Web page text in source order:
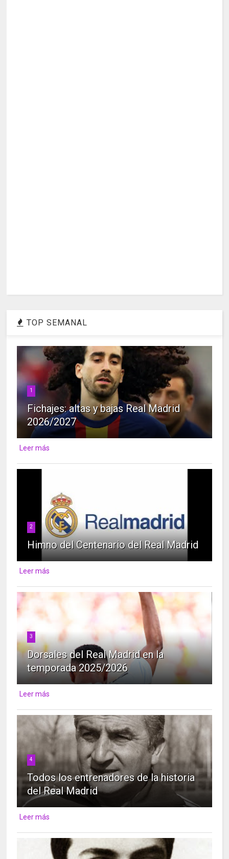
TOP SEMANAL
1
Fichajes: altas y bajas Real Madrid
2026/2027
Leer más
2
Himno del Centenario del Real Madrid
Leer más
3
Dorsales del Real Madrid en la
temporada 2025/2026
Leer más
4
Todos los entrenadores de la historia
del Real Madrid
Leer más